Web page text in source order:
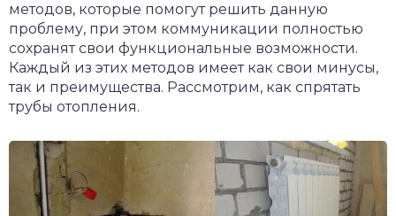
методов, которые помогут решить данную
проблему, при этом коммуникации полностью
сохранят свои функциональные возможности.
Каждый из этих методов имеет как свои минусы,
так и преимущества. Рассмотрим, как спрятать
трубы отопления.